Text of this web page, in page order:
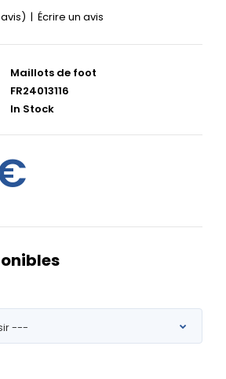
| Écrire un avis
Maillots de foot
FR24013116
In Stock